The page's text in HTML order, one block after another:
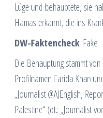
Lüge und behauptete, sie
Hamas erkannt, die ins
DW-Faktencheck: Fake
Die Behauptung stammt
Profilnamen Farida Khan
„Journalist @AJEnglish,
Palestine“ (dt.: „Journalist